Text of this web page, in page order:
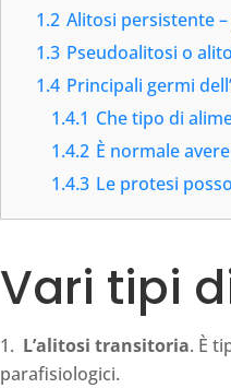
1.2 Alitosi persistente
1.3 Pseudoalitosi o
1.4 Principali germi
1.4.1 Che tipo di
1.4.2 È normale
1.4.3 Le protesi
Vari tipi
L’alitosi transitoria. È
parafisiologici.